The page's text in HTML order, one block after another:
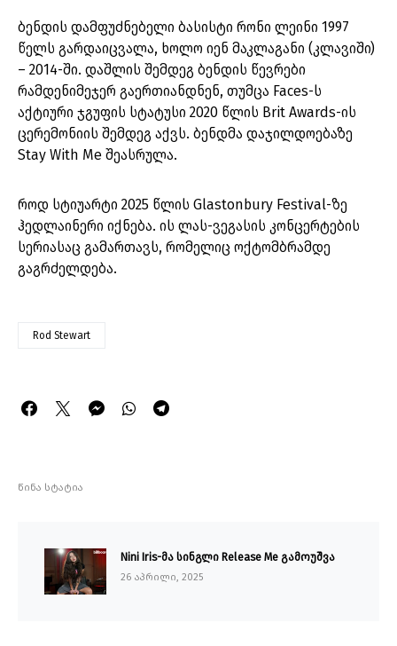
ბენდის დამფუძნებელი ბასისტი რონი ლეინი 1997
წელს გარდაიცვალა, ხოლო იენ მაკლაგანი (კლავიში)
– 2014-ში. დაშლის შემდეგ ბენდის წევრები
რამდენიმეჯერ გაერთიანდნენ, თუმცა Faces-ს
აქტიური ჯგუფის სტატუსი 2020 წლის Brit Awards-ის
ცერემონიის შემდეგ აქვს. ბენდმა დაჯილდოებაზე
Stay With Me შეასრულა.
როდ სტიუარტი 2025 წლის Glastonbury Festival-ზე
ჰედლაინერი იქნება. ის ლას-ვეგასის კონცერტების
სერიასაც გამართავს, რომელიც ოქტომბრამდე
გაგრძელდება.
Rod Stewart
წინა სტატია
Nini Iris-მა სინგლი Release Me გამოუშვა
26 აპრილი, 2025